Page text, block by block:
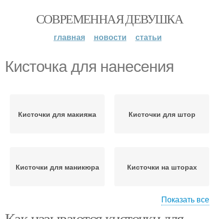
СОВРЕМЕННАЯ ДЕВУШКА
главная новости статьи
Кисточка для нанесения
Кисточки для макияжа Кисточки для штор
Кисточки для маникюра Кисточки на шторах
Показать все